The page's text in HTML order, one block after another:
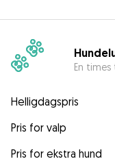
En
Helligdagspris
Pris for valp
Pris for ekstra hund